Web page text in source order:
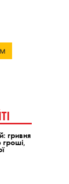
гривня
гроші,